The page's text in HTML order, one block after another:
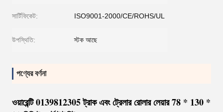
সার্টিফিকেট: ISO9001-2000/CE/ROHS/UL
উপস্থিতি: স্টক আছে
পণ্যের বর্ণনা
ওয়ারেন্টি 0139812305 ট্রাক এবং ট্রেলার রোলার লেয়ার 78 * 130 *